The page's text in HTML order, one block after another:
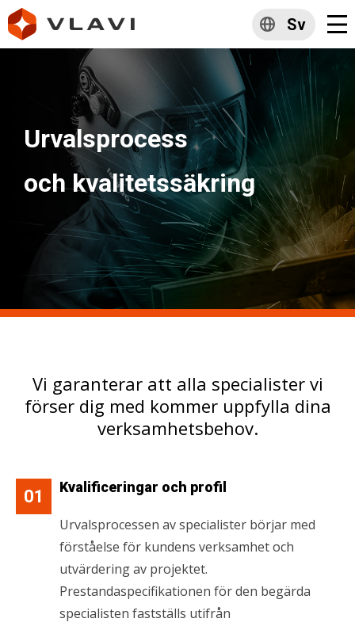
Sv
Urvalsprocess
och kvalitetssäkring
Vi garanterar att alla specialister vi
förser dig med kommer uppfylla dina
verksamhetsbehov.
01 Kvalificeringar och profil
Urvalsprocessen av specialister börjar med
förståelse för kundens verksamhet och
utvärdering av projektet.
Prestandaspecifikationen för den begärda
specialisten fastställs utifrån